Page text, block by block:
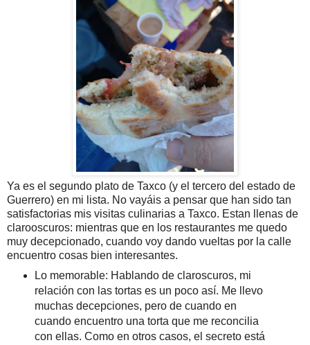
Ya es el segundo plato de Taxco (y el tercero del estado de
Guerrero) en mi lista. No vayáis a pensar que han sido tan
satisfactorias mis visitas culinarias a Taxco. Estan llenas de
clarooscuros: mientras que en los restaurantes me quedo
muy decepcionado, cuando voy dando vueltas por la calle
encuentro cosas bien interesantes.
Lo memorable: Hablando de claroscuros, mi
relación con las tortas es un poco así. Me llevo
muchas decepciones, pero de cuando en
cuando encuentro una torta que me reconcilia
con ellas. Como en otros casos, el secreto está